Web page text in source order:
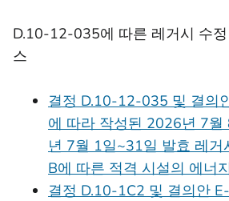
D.10-12-035에 따른 레거시 수
스
결정 D.10-12-035 및 결의
에 따라 작성된 2026년 7
년 7월 1일~31일 발효 레거
B에 따른 적격 시설의 에너
결정 D.10-1C2 및 결의안